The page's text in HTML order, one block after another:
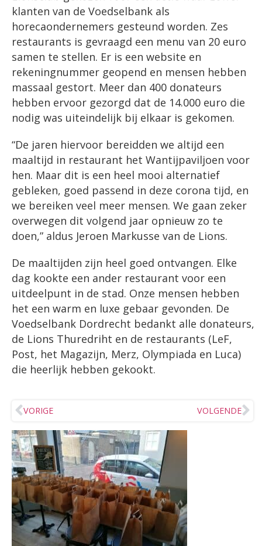
klanten van de Voedselbank als
horecaondernemers gesteund worden. Zes
restaurants is gevraagd een menu van 20 euro
samen te stellen. Er is een website en
rekeningnummer geopend en mensen hebben
massaal gestort. Meer dan 400 donateurs
hebben ervoor gezorgd dat de 14.000 euro die
nodig was uiteindelijk bij elkaar is gekomen.
“De jaren hiervoor bereidden we altijd een
maaltijd in restaurant het Wantijpaviljoen voor
hen. Maar dit is een heel mooi alternatief
gebleken, goed passend in deze corona tijd, en
we bereiken veel meer mensen. We gaan zeker
overwegen dit volgend jaar opnieuw zo te
doen,” aldus Jeroen Markusse van de Lions.
De maaltijden zijn heel goed ontvangen. Elke
dag kookte een ander restaurant voor een
uitdeelpunt in de stad. Onze mensen hebben
het een warm en luxe gebaar gevonden. De
Voedselbank Dordrecht bedankt alle donateurs,
de Lions Thuredriht en de restaurants (LeF,
Post, het Magazijn, Merz, Olympiada en Luca)
die heerlijk hebben gekookt.
VORIGE VOLGENDE